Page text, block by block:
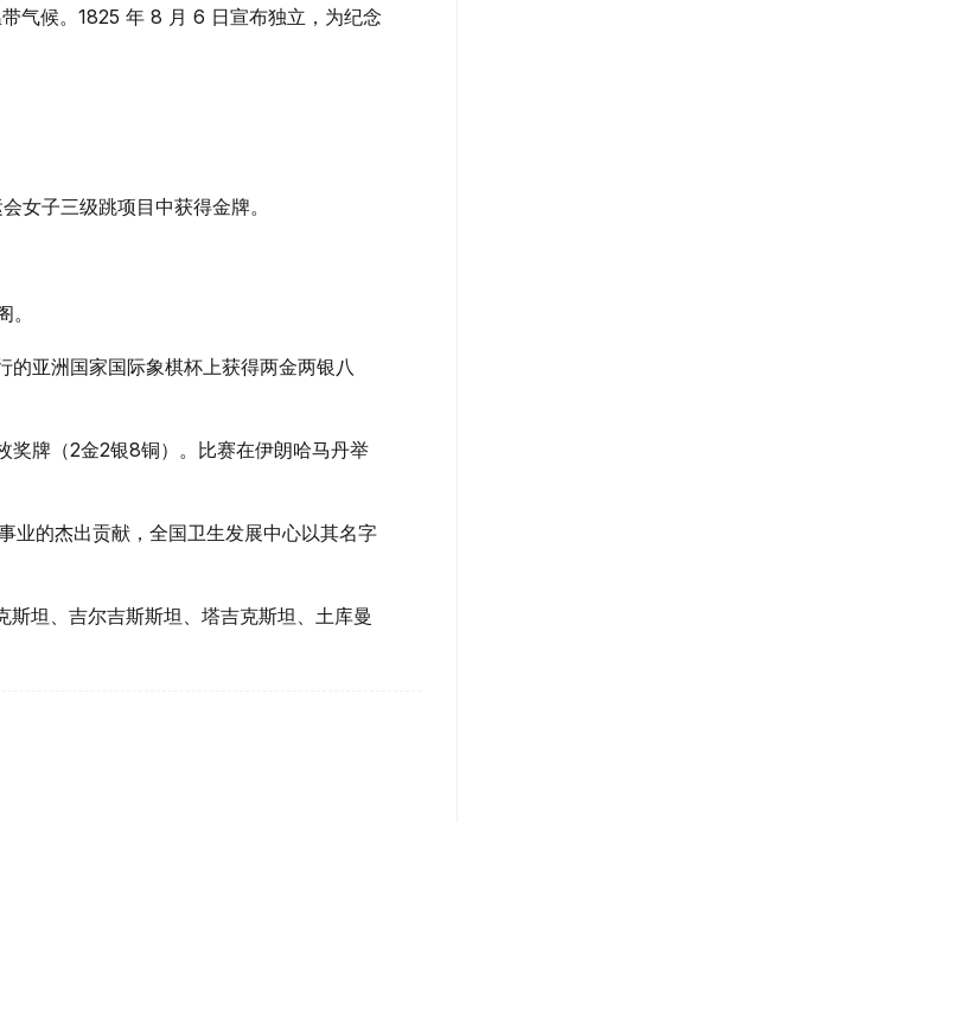
气候。1825 年 8 月 6 日宣布独立，为纪念
女子三级跳项目中获得金牌。
亚洲国家国际象棋杯上获得两金两银八
奖牌（2金2银8铜）。比赛在伊朗哈马丹举
业的杰出贡献，全国卫生发展中心以其名字
坦、吉尔吉斯斯坦、塔吉克斯坦、土库曼